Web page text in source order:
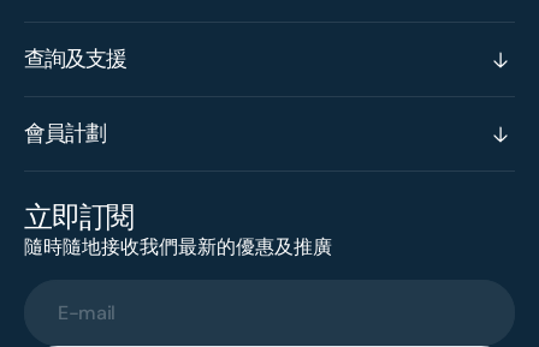
查詢及支援
會員計劃
立即訂閱
隨時隨地接收我們最新的優惠及推廣
E-mail